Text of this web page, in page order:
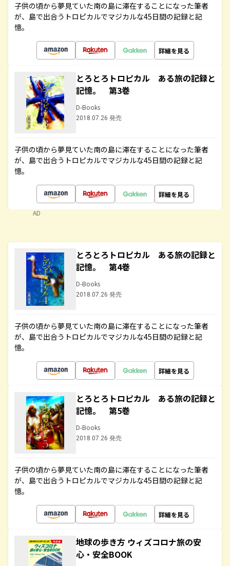
子供の頃から夢見ていた南の島に滞在することになった筆者
が、島で出合うトロピカルでマジカルな45日間の記録と記
憶。
詳細を見る
とろとろトロピカル ある旅の記録と
記憶。 第3巻
D-Books
2018.07.26 発売
子供の頃から夢見ていた南の島に滞在することになった筆者
が、島で出合うトロピカルでマジカルな45日間の記録と記
憶。
詳細を見る
AD
とろとろトロピカル ある旅の記録と
記憶。 第4巻
D-Books
2018.07.26 発売
子供の頃から夢見ていた南の島に滞在することになった筆者
が、島で出合うトロピカルでマジカルな45日間の記録と記
憶。
詳細を見る
とろとろトロピカル ある旅の記録と
記憶。 第5巻
D-Books
2018.07.26 発売
子供の頃から夢見ていた南の島に滞在することになった筆者
が、島で出合うトロピカルでマジカルな45日間の記録と記
憶。
詳細を見る
地球の歩き方 ウィズコロナ旅の安
心・安全BOOK